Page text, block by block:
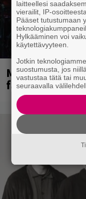
Mainioita
faneille
laitteellesi
vierailit, IP-
Pääset tutustumaan
Hylkääminen voi
käytettävyyteen.
Jotkin
suostumusta, jos
vastustaa tätä tai
seuraavalla